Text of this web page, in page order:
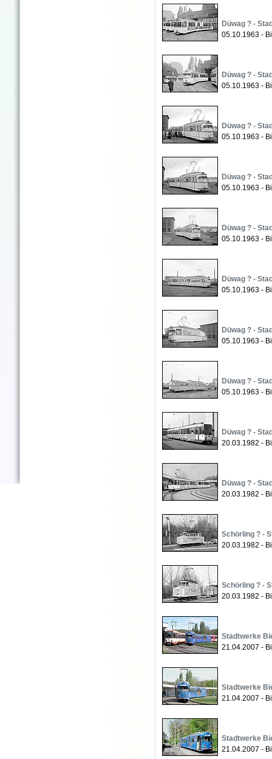
Düwag ? -
05.10.1963 -
Düwag ? -
05.10.1963 -
Düwag ? -
05.10.1963 -
Düwag ? -
05.10.1963 -
Düwag ? -
05.10.1963 -
Düwag ? -
05.10.1963 -
Düwag ? -
05.10.1963 -
Düwag ? -
05.10.1963 -
Düwag ? -
20.03.1982 -
Düwag ? -
20.03.1982 -
Schörling ? -
20.03.1982 -
Schörling ? -
20.03.1982 -
Stadtwerke
21.04.2007 -
Stadtwerke
21.04.2007 -
Stadtwerke
21.04.2007 -